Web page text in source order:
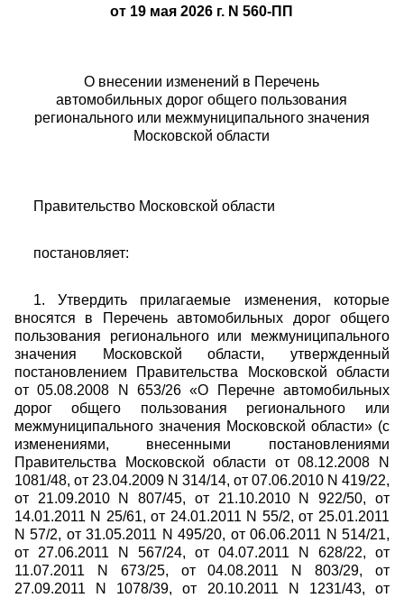
от 19 мая 2026 г. N 560-ПП
О внесении изменений в Перечень
автомобильных дорог общего пользования
регионального или межмуниципального значения
Московской области
Правительство Московской области
постановляет:
1. Утвердить прилагаемые изменения, которые
вносятся в Перечень автомобильных дорог общего
пользования регионального или межмуниципального
значения Московской области, утвержденный
постановлением Правительства Московской области
от 05.08.2008 N 653/26 «О Перечне автомобильных
дорог общего пользования регионального или
межмуниципального значения Московской области» (с
изменениями, внесенными постановлениями
Правительства Московской области от 08.12.2008 N
1081/48, от 23.04.2009 N 314/14, от 07.06.2010 N 419/22,
от 21.09.2010 N 807/45, от 21.10.2010 N 922/50, от
14.01.2011 N 25/61, от 24.01.2011 N 55/2, от 25.01.2011
N 57/2, от 31.05.2011 N 495/20, от 06.06.2011 N 514/21,
от 27.06.2011 N 567/24, от 04.07.2011 N 628/22, от
11.07.2011 N 673/25, от 04.08.2011 N 803/29, от
27.09.2011 N 1078/39, от 20.10.2011 N 1231/43, от